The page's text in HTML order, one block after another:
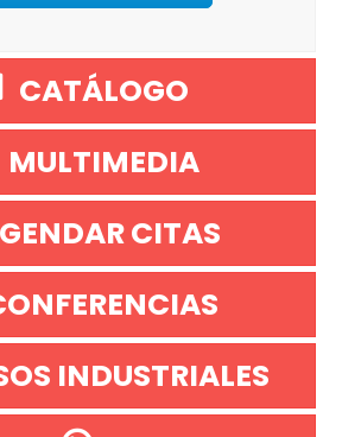
CATÁLOGO
MULTIMEDIA
CITAS
INDUSTRIALES